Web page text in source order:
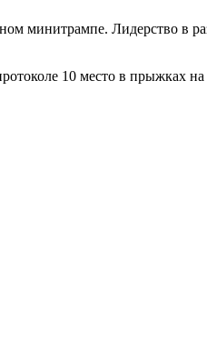
минитрампе. Лидерство в
10 место в прыжках